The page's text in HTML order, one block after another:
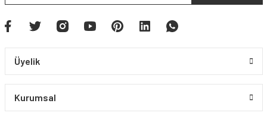
Üyelik
Kurumsal